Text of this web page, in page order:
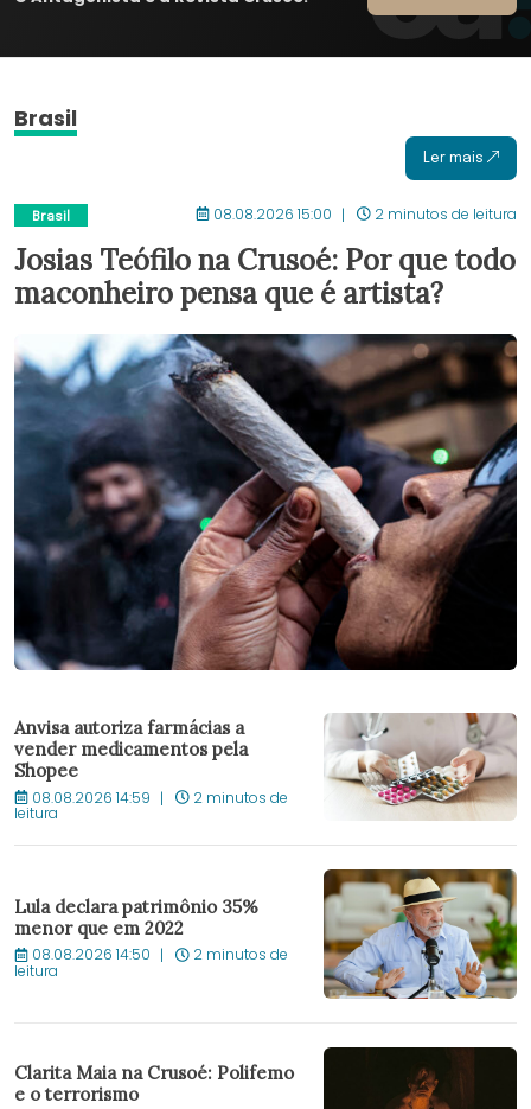
Brasil
Ler mais
Brasil 08.08.2026 15:00 2 minutos de leitura
Josias Teófilo na Crusoé: Por que todo
maconheiro pensa que é artista?
Anvisa autoriza farmácias a
vender medicamentos pela
Shopee
08.08.2026 14:59 2 minutos de
leitura
Lula declara patrimônio 35%
menor que em 2022
08.08.2026 14:50 2 minutos de
leitura
Clarita Maia na Crusoé: Polifemo
e o terrorismo